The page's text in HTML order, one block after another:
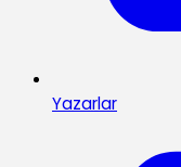
Yazarlar